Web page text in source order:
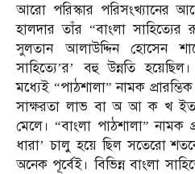
আরো পরিস্কার পরিসংখ্যানের
হালদার তাঁর “বাংলা সাহিত্যের
সুলতান আলাউদ্দিন হোসেন
সাহিত্যে’র’ বহু উন্নতি
মধ্যেই “পাঠশালা” নামক প্রারম্ভিক
সাক্ষরতা লাভ বা অ আ ক খ
মেলে। “বাংলা পাঠশালা” নামক
ধারা’ চালু হয়ে ছিল সতেরো
অনেক পূর্বেই। বিভিন্ন বাংলা